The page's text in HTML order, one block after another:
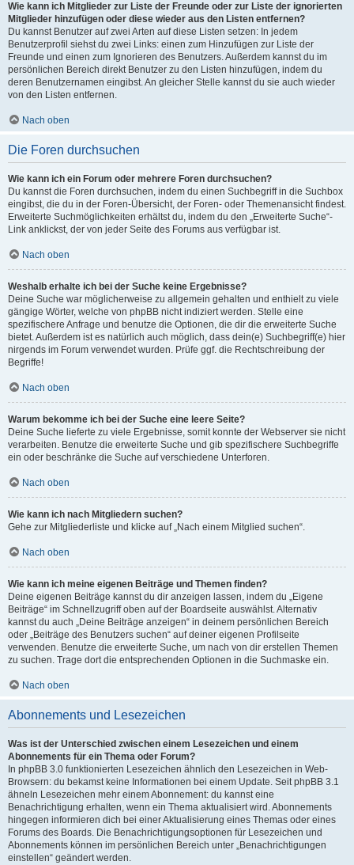
Wie kann ich Mitglieder zur Liste der Freunde oder zur Liste der ignorierten
Mitglieder hinzufügen oder diese wieder aus den Listen entfernen?
Du kannst Benutzer auf zwei Arten auf diese Listen setzen: In jedem
Benutzerprofil siehst du zwei Links: einen zum Hinzufügen zur Liste der
Freunde und einen zum Ignorieren des Benutzers. Außerdem kannst du im
persönlichen Bereich direkt Benutzer zu den Listen hinzufügen, indem du
deren Benutzernamen eingibst. An gleicher Stelle kannst du sie auch wieder
von den Listen entfernen.
Nach oben
Die Foren durchsuchen
Wie kann ich ein Forum oder mehrere Foren durchsuchen?
Du kannst die Foren durchsuchen, indem du einen Suchbegriff in die Suchbox
eingibst, die du in der Foren-Übersicht, der Foren- oder Themenansicht findest.
Erweiterte Suchmöglichkeiten erhältst du, indem du den „Erweiterte Suche“-
Link anklickst, der von jeder Seite des Forums aus verfügbar ist.
Nach oben
Weshalb erhalte ich bei der Suche keine Ergebnisse?
Deine Suche war möglicherweise zu allgemein gehalten und enthielt zu viele
gängige Wörter, welche von phpBB nicht indiziert werden. Stelle eine
spezifischere Anfrage und benutze die Optionen, die dir die erweiterte Suche
bietet. Außerdem ist es natürlich auch möglich, dass dein(e) Suchbegriff(e) hier
nirgends im Forum verwendet wurden. Prüfe ggf. die Rechtschreibung der
Begriffe!
Nach oben
Warum bekomme ich bei der Suche eine leere Seite?
Deine Suche lieferte zu viele Ergebnisse, somit konnte der Webserver sie nicht
verarbeiten. Benutze die erweiterte Suche und gib spezifischere Suchbegriffe
ein oder beschränke die Suche auf verschiedene Unterforen.
Nach oben
Wie kann ich nach Mitgliedern suchen?
Gehe zur Mitgliederliste und klicke auf „Nach einem Mitglied suchen“.
Nach oben
Wie kann ich meine eigenen Beiträge und Themen finden?
Deine eigenen Beiträge kannst du dir anzeigen lassen, indem du „Eigene
Beiträge“ im Schnellzugriff oben auf der Boardseite auswählst. Alternativ
kannst du auch „Deine Beiträge anzeigen“ in deinem persönlichen Bereich
oder „Beiträge des Benutzers suchen“ auf deiner eigenen Profilseite
verwenden. Benutze die erweiterte Suche, um nach von dir erstellen Themen
zu suchen. Trage dort die entsprechenden Optionen in die Suchmaske ein.
Nach oben
Abonnements und Lesezeichen
Was ist der Unterschied zwischen einem Lesezeichen und einem
Abonnements für ein Thema oder Forum?
In phpBB 3.0 funktionierten Lesezeichen ähnlich den Lesezeichen in Web-
Browsern: du bekamst keine Informationen bei einem Update. Seit phpBB 3.1
ähneln Lesezeichen mehr einem Abonnement: du kannst eine
Benachrichtigung erhalten, wenn ein Thema aktualisiert wird. Abonnements
hingegen informieren dich bei einer Aktualisierung eines Themas oder eines
Forums des Boards. Die Benachrichtigungsoptionen für Lesezeichen und
Abonnements können im persönlichen Bereich unter „Benachrichtigungen
einstellen“ geändert werden.